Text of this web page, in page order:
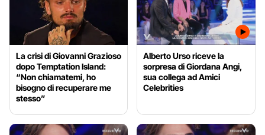
La crisi di Giovanni Grazioso
dopo Temptation Island:
“Non chiamatemi, ho
bisogno di recuperare me
stesso”
Alberto Urso riceve la
sorpresa di Giordana Angi,
sua collega ad Amici
Celebrities